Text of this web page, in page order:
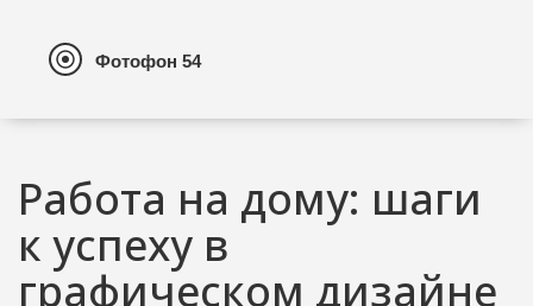
Работа на дому: шаги
к успеху в
графическом дизайне